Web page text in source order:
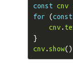
const cnv
for
(const
cnv.
}
cnv.show()